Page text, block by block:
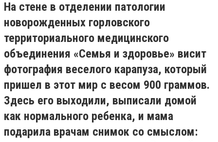
На стене в отделении патологии
новорожденных горловского
территориального медицинского
объединения «Семья и здоровье» висит
фотография веселого карапуза, который
пришел в этот мир с весом 900 граммов.
Здесь его выходили, выписали домой
как нормального ребенка, и мама
подарила врачам снимок со смыслом: